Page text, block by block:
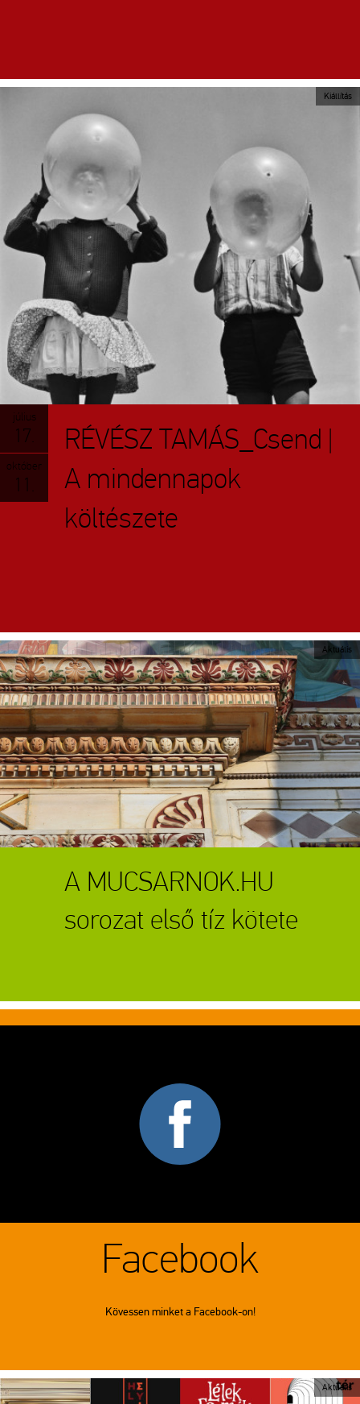
július
17.
október
11.
RÉVÉSZ TAMÁS_Csend |
A mindennapok
költészete
Kiállítás
A MUCSARNOK.HU
sorozat első tíz kötete
Aktuális
Facebook
Kövessen minket a Facebook-on!
Aktuális